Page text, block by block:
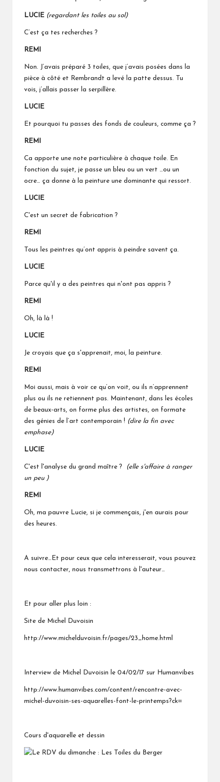
LUCIE (regardant les toiles au sol)
C’est ça tes recherches ?
REMI
Non. J’avais préparé 3 toiles, que j’avais posées dans la
pièce à côté et Rembrandt a levé la patte dessus. Tu
vois, j’allais passer la serpillère.
LUCIE
Et pourquoi tu passes des fonds de couleurs, comme ça ?
REMI
Ca apporte une note particulière à chaque toile. En
fonction du sujet, je passe un bleu ou un vert …ou un
ocre… ça donne à la peinture une dominante qui ressort.
LUCIE
C'est un secret de fabrication ?
REMI
Tous les peintres qu’ont appris à peindre savent ça.
LUCIE
Parce qu'il y a des peintres qui n'ont pas appris ?
REMI
Oh, là là !
LUCIE
Je croyais que ça s'apprenait, moi, la peinture.
REMI
Moi aussi, mais à voir ce qu’on voit, ou ils n’apprennent
plus ou ils ne retiennent pas. Maintenant, dans les écoles
de beaux-arts, on forme plus des artistes, on formate
des génies de l’art contemporain ! (dire la fin avec
emphase)
LUCIE
C'est l'analyse du grand maître ?
(elle s'affaire à ranger
un peu )
REMI
Oh, ma pauvre Lucie, si je commençais, j'en aurais pour
des heures.
A suivre…Et pour ceux que cela interesserait, vous pouvez
nous contacter, nous transmettrons à l'auteur…
Et pour aller plus loin :
Site de Michel Duvoisin
http://www.michelduvoisin.fr/pages/23_home.html
Interview de Michel Duvoisin le 04/02/17 sur Humanvibes
http://www.humanvibes.com/content/rencontre-avec-
michel-duvoisin-ses-aquarelles-font-le-printemps?ck=
Cours d'aquarelle et dessin